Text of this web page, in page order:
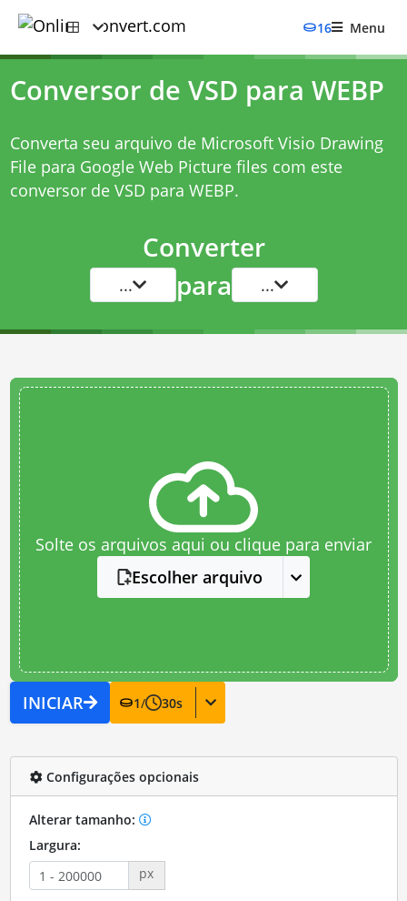
16 Menu
Conversor de VSD para WEBP
Converta seu arquivo de Microsoft Visio Drawing
File para Google Web Picture files com este
conversor de VSD para WEBP.
Converter
... para ...
Solte os arquivos aqui ou clique para enviar
Escolher arquivo
INICIAR 1/ 30s
Configurações opcionais
Alterar tamanho:
Largura:
px